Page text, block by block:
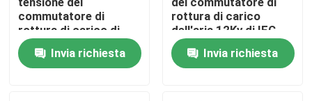
Casa
Prodotti
commutatore di
rottura di carico di
24kv 630a
Invia richiesta
rottura di carico
dell'aria 12Kv di IEC
60265 tre
Invia richiesta